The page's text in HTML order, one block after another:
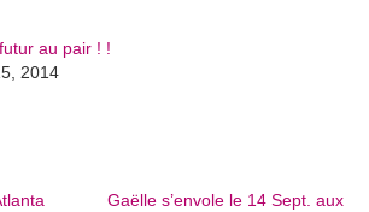
au pair ! !
2014
Gaëlle s’envole le 14 Sept. aux